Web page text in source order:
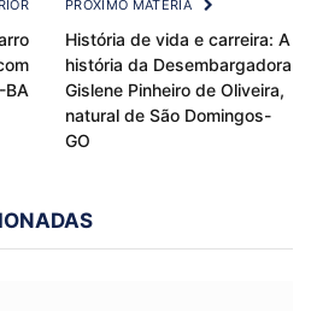
BA
PRÓXIMO MATÉRIA
História de vida e carreira: A
história da Desembargadora
Gislene Pinheiro de Oliveira,
natural de São Domingos-
GO